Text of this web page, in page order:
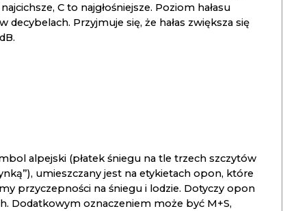
C to najgłośniejsze. Poziom hałasu
decybelach. Przyjmuje się, że hałas zwiększa się
alpejski (płatek śniegu na tle trzech szczytów
umieszczany jest na etykietach opon, które
przyczepności na śniegu i lodzie. Dotyczy opon
Dodatkowym oznaczeniem może być M+S,